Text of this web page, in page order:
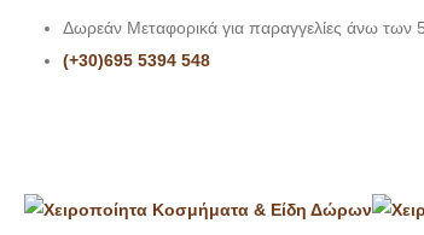
Δωρεάν Μεταφορικά για παραγγελίες άνω των
(+30)695 5394 548